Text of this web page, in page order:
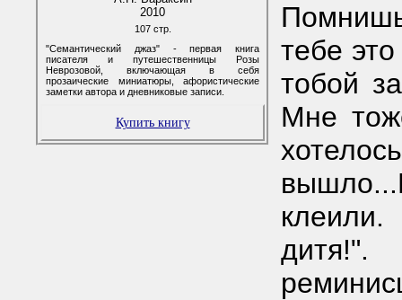
2010
107 стр.
"Семантический джаз" - первая книга
писателя и путешественницы Розы
Неврозовой, включающая в себя
прозаические миниатюры, афористические
заметки автора и дневниковые записи.
Купить книгу
тебе
тобой
Мне
дитя!".